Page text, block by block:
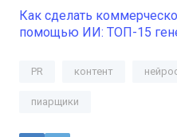
Как сделать
помощью ИИ: ТОП-15
PR контент
пиарщики